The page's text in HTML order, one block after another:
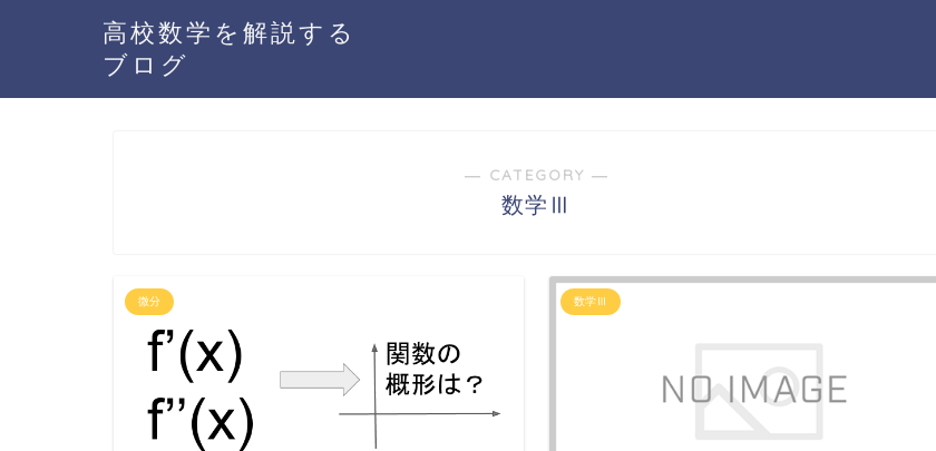
高校数学を解説する
ブログ
― CATEGORY ―
数学Ⅲ
微分 数学Ⅲ